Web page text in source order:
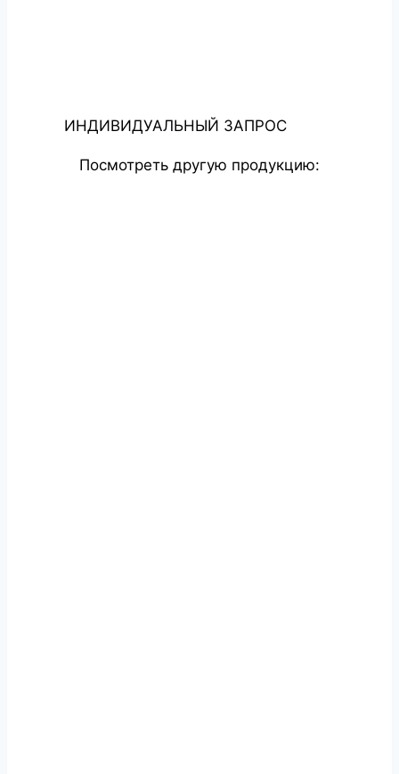
ИНДИВИДУАЛЬНЫЙ ЗАПРОС
Посмотреть другую продукцию: